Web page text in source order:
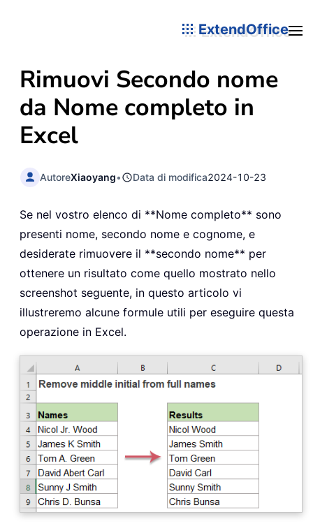
ExtendOffice
Rimuovi Secondo nome
da Nome completo in
Excel
AutoreXiaoyang• Data di modifica2024-10-23
Se nel vostro elenco di **Nome completo** sono
presenti nome, secondo nome e cognome, e
desiderate rimuovere il **secondo nome** per
ottenere un risultato come quello mostrato nello
screenshot seguente, in questo articolo vi
illustreremo alcune formule utili per eseguire questa
operazione in Excel.